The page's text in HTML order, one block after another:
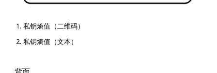
私钥熵值（二维码）
私钥熵值（文本）